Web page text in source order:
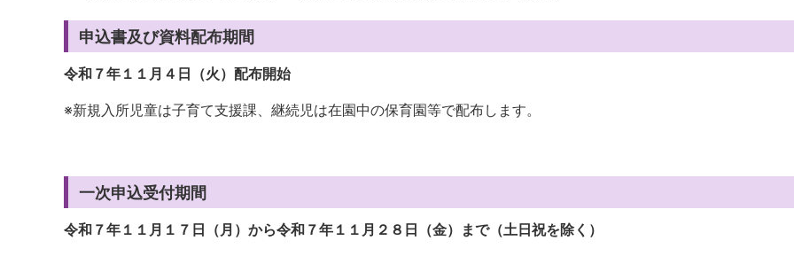
申込書及び資料配布期間
令和７年１１月４日（火）配布開始
※新規入所児童は子育て支援課、継続児は在園中の保育園等で配布します。
一次申込受付期間
令和７年１１月１７日（月）から令和７年１１月２８日（金）まで（土日祝を除く）